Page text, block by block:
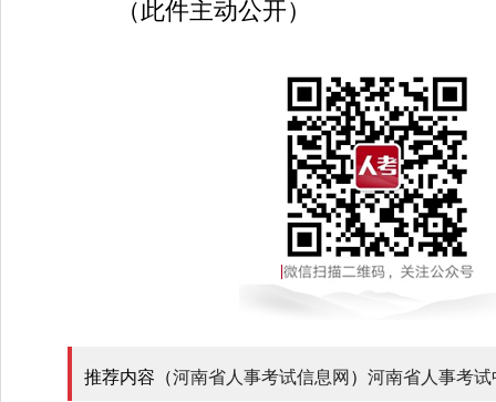
（此件主动公开）
推荐内容（河南省人事考试信息网） 河南省人事考